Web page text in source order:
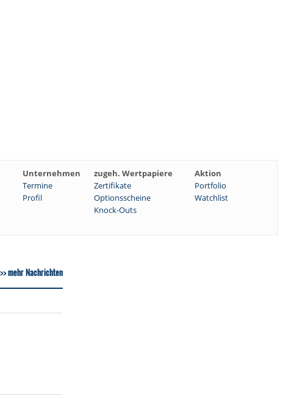
Unternehmen zugeh. Wertpapiere
Aktion
Termine Zertifikate
Portfolio
Profil Optionsscheine
Watchlist
Knock-Outs
mehr Nachrichten